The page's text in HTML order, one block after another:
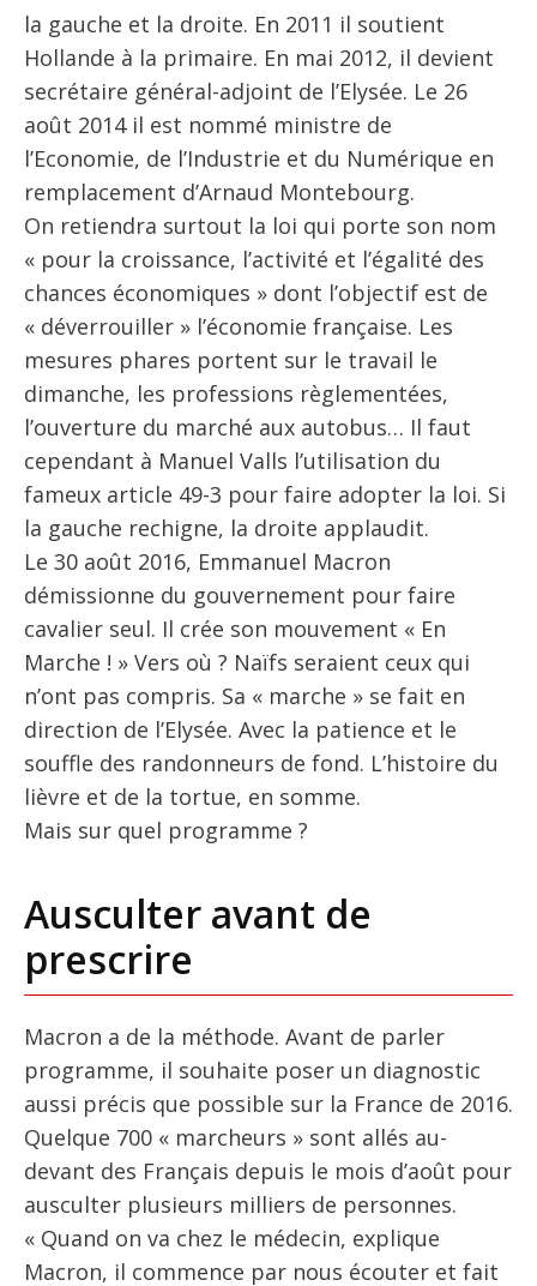
la gauche et la droite. En 2011 il soutient
Hollande à la primaire. En mai 2012, il devient
secrétaire général-adjoint de l’Elysée. Le 26
août 2014 il est nommé ministre de
l’Economie, de l’Industrie et du Numérique en
remplacement d’Arnaud Montebourg.
On retiendra surtout la loi qui porte son nom
« pour la croissance, l’activité et l’égalité des
chances économiques » dont l’objectif est de
« déverrouiller » l’économie française. Les
mesures phares portent sur le travail le
dimanche, les professions règlementées,
l’ouverture du marché aux autobus… Il faut
cependant à Manuel Valls l’utilisation du
fameux article 49-3 pour faire adopter la loi. Si
la gauche rechigne, la droite applaudit.
Le 30 août 2016, Emmanuel Macron
démissionne du gouvernement pour faire
cavalier seul. Il crée son mouvement « En
Marche ! » Vers où ? Naïfs seraient ceux qui
n’ont pas compris. Sa « marche » se fait en
direction de l’Elysée. Avec la patience et le
souffle des randonneurs de fond. L’histoire du
lièvre et de la tortue, en somme.
Mais sur quel programme ?
Ausculter avant de
prescrire
Macron a de la méthode. Avant de parler
programme, il souhaite poser un diagnostic
aussi précis que possible sur la France de 2016.
Quelque 700 « marcheurs » sont allés au-
devant des Français depuis le mois d’août pour
ausculter plusieurs milliers de personnes.
« Quand on va chez le médecin, explique
Macron, il commence par nous écouter et fait